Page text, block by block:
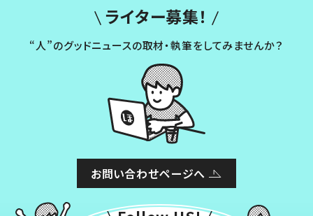
ライター募集！
“人”のグッドニュースの取材・執筆をしてみませんか？
お問い合わせページへ